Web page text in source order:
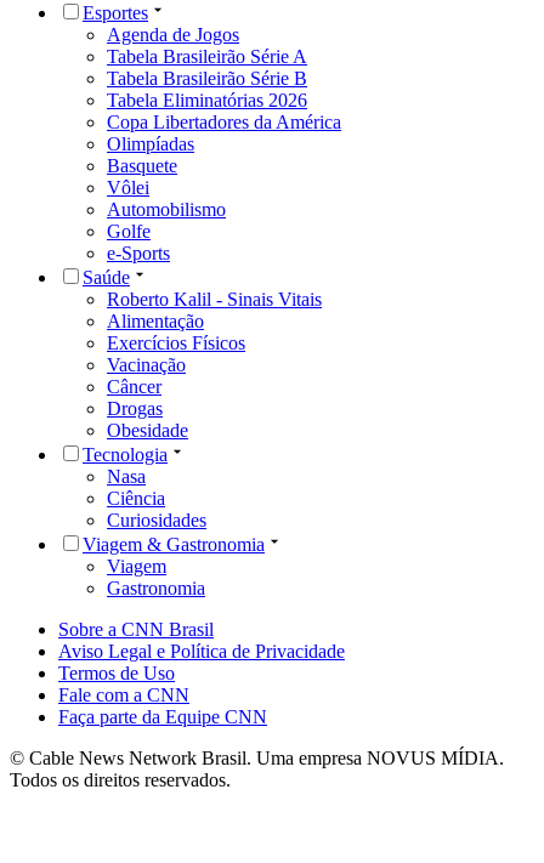
Esportes
Agenda de Jogos
Tabela Brasileirão Série A
Tabela Brasileirão Série B
Tabela Eliminatórias 2026
Copa Libertadores da América
Olimpíadas
Basquete
Vôlei
Automobilismo
Golfe
e-Sports
Saúde
Roberto Kalil - Sinais Vitais
Alimentação
Exercícios Físicos
Vacinação
Câncer
Drogas
Obesidade
Tecnologia
Nasa
Ciência
Curiosidades
Viagem & Gastronomia
Viagem
Gastronomia
Sobre a CNN Brasil
Aviso Legal e Política de Privacidade
Termos de Uso
Fale com a CNN
Faça parte da Equipe CNN
© Cable News Network Brasil. Uma empresa NOVUS MÍDIA.
Todos os direitos reservados.